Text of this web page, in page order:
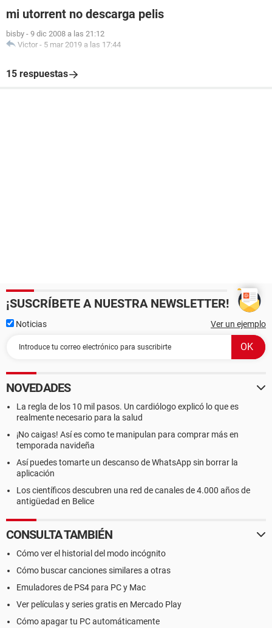
mi utorrent no descarga pelis
bisby - 9 dic 2008 a las 21:12
Victor - 5 mar 2019 a las 17:44
15 respuestas
¡SUSCRÍBETE A NUESTRA NEWSLETTER!
Noticias Ver un ejemplo
NOVEDADES
La regla de los 10 mil pasos. Un cardiólogo explicó lo que es
realmente necesario para la salud
¡No caigas! Así es como te manipulan para comprar más en
temporada navideña
Así puedes tomarte un descanso de WhatsApp sin borrar la
aplicación
Los científicos descubren una red de canales de 4.000 años de
antigüedad en Belice
CONSULTA TAMBIÉN
Cómo ver el historial del modo incógnito
Cómo buscar canciones similares a otras
Emuladores de PS4 para PC y Mac
Ver películas y series gratis en Mercado Play
Cómo apagar tu PC automáticamente